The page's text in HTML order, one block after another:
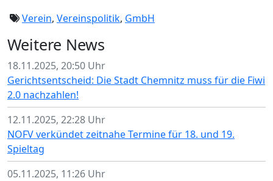
Verein, Vereinspolitik, GmbH
Weitere News
18.11.2025, 20:50 Uhr
Gerichtsentscheid: Die Stadt Chemnitz muss für die Fiwi
2.0 nachzahlen!
12.11.2025, 22:28 Uhr
NOFV verkündet zeitnahe Termine für 18. und 19.
Spieltag
05.11.2025, 11:26 Uhr